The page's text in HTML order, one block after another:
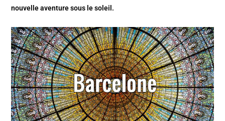
nouvelle aventure sous le soleil.